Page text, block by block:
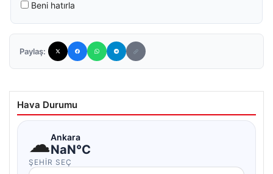
Beni hatırla
Paylaş:
Hava Durumu
☁Ankara
NaN°C
ŞEHIR SEÇ